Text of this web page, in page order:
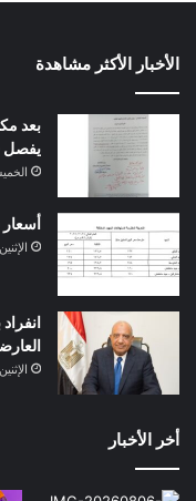
الأخبار الأكثر مشاهدة
يفصل
أسعار
الإثنين,
الإثنين,
أخر الأخبار